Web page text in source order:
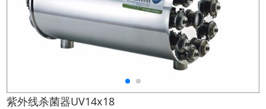
紫外线杀菌器UV14x18